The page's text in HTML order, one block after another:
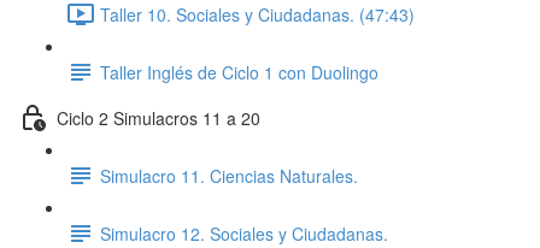
Taller 10. Sociales y Ciudadanas. (47:43)
Taller Inglés de Ciclo 1 con Duolingo
Ciclo 2 Simulacros 11 a 20
Simulacro 11. Ciencias Naturales.
Simulacro 12. Sociales y Ciudadanas.